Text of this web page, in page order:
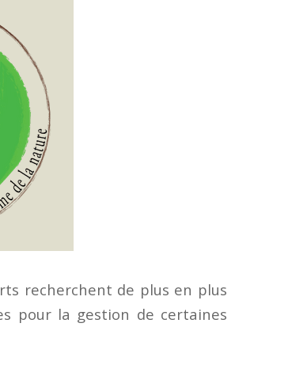
recherchent de plus en plus
pour la gestion de certaines